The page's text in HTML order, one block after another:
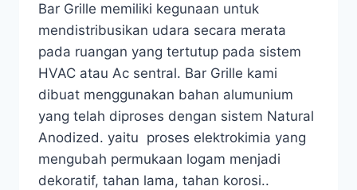
Bar Grille memiliki kegunaan untuk
mendistribusikan udara secara merata
pada ruangan yang tertutup pada sistem
HVAC atau Ac sentral. Bar Grille kami
dibuat menggunakan bahan alumunium
yang telah diproses dengan sistem Natural
Anodized. yaitu proses elektrokimia yang
mengubah permukaan logam menjadi
dekoratif, tahan lama, tahan korosi..